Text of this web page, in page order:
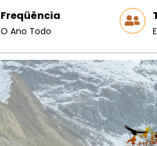
Freqüência
O Ano Todo